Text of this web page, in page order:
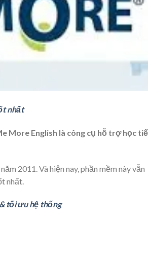
nhất
More English là công cụ hỗ trợ học
năm 2011. Và hiện nay, phần mềm này vẫn
nhất
tối ưu hệ thống